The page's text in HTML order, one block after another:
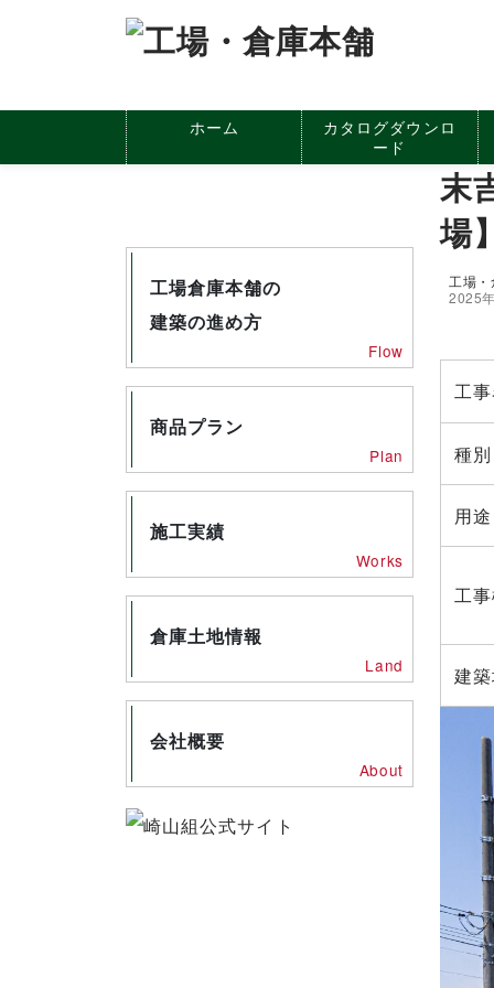
ホーム
カタログダウンロ
ード
末
場
工場
2025
工
種別
用途
工
建
工場倉庫本舗の
建築の進め方
Flow
商品プラン
Plan
施工実績
Works
倉庫土地情報
Land
会社概要
About